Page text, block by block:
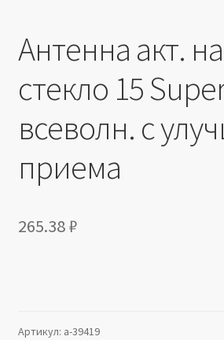
Антенна акт.
стекло 15
всеволн. с
приема
265.38₽
Артикул: a-39419